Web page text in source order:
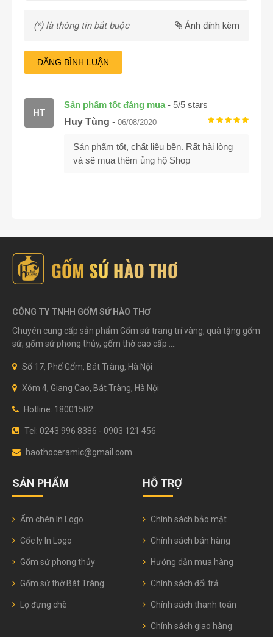
(*) là thông tin bắt buộc Ảnh đính kèm
ĐĂNG BÌNH LUẬN
Sản phẩm tốt đáng mua- 5/5 stars
HT
Huy Tùng - 06/08/2020
Sản phẩm tốt, chất liệu bền. Rất hài lòng
và sẽ mua thêm ủng hộ Shop
CÔNG TY TNHH GỐM SỨ HÀO THƠ
Chuyên cung cấp sản phẩm Gốm sứ trang trí vàng, quà tặng gốm
sứ, gốm sứ phong thủy, gốm thờ cao cấp ....
Số 17, Phố Gốm, Bát Tràng, Hà Nội
Xóm 4, Giang Cao, Bát Tràng, Hà Nội
Hotline: 18001582
Tel: 0243 996 8386 - 0903 121 456
haothoceramic@gmail.com
SẢN PHẨM
Ấm chén In Logo
Cốc ly In Logo
Gốm sứ phong thủy
Gốm sứ thờ Bát Tràng
Lọ đựng chè
HỖ TRỢ
Chính sách bảo mật
Chính sách bán hàng
Hướng dẫn mua hàng
Chính sách đổi trả
Chính sách thanh toán
Chính sách giao hàng